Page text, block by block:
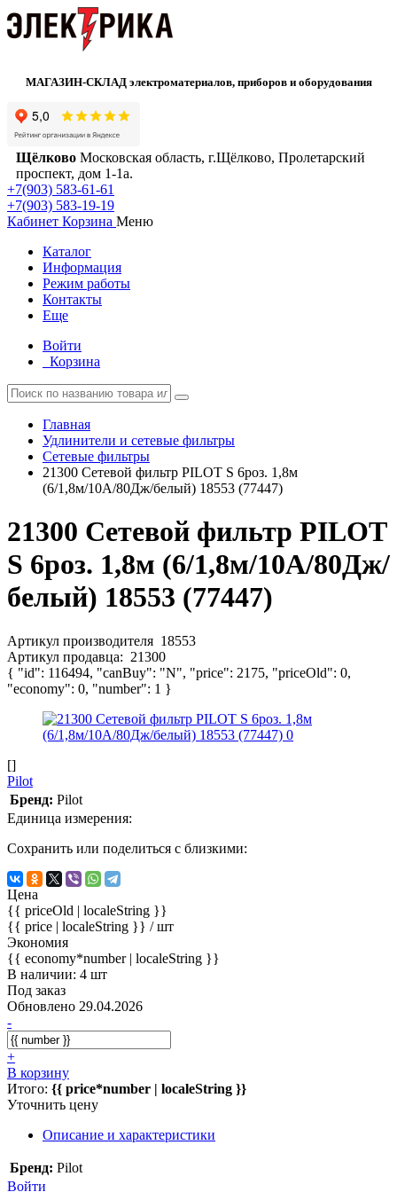
МАГАЗИН-СКЛАД электроматериалов, приборов и оборудования
Щёлково Московская область, г.Щёлково, Пролетарский
проспект, дом 1‑1а.
+7(903) 583-61-61
+7(903) 583-19-19
Кабинет Корзина Меню
Каталог
Информация
Режим работы
Контакты
Еще
Войти
Корзина
Главная
Удлинители и сетевые фильтры
Сетевые фильтры
21300 Сетевой фильтр PILOT S 6роз. 1,8м
(6/1,8м/10А/80Дж/белый) 18553 (77447)
21300 Сетевой фильтр PILOT
S 6роз. 1,8м (6/1,8м/10А/80Дж/
белый) 18553 (77447)
Артикул производителя 18553
Артикул продавца: 21300
{ "id": 116494, "canBuy": "N", "price": 2175, "priceOld": 0,
"economy": 0, "number": 1 }
[]
Pilot
Бренд: Pilot
Единица измерения:
Сохранить или поделиться с близкими:
Цена
{{ priceOld | localeString }}
{{ price | localeString }} / шт
Экономия
{{ economy*number | localeString }}
В наличии: 4 шт
Под заказ
Обновлено 29.04.2026
-
+
В корзину
Итого: {{ price*number | localeString }}
Уточнить цену
Описание и характеристики
Бренд: Pilot
Войти